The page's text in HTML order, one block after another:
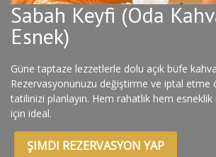
Sabah Keyfi (Oda
Esnek)
Güne taptaze lezzetlerle dolu açık büfe
Rezervasyonunuzu değiştirme ve iptal etme
tatilinizi planlayın. Hem rahatlık hem
için ideal.
ŞIMDI REZERVASYON YAP